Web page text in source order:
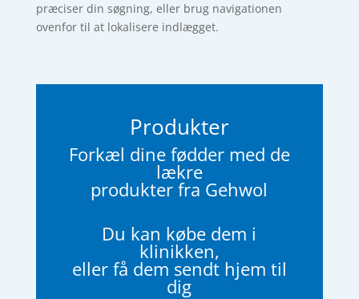
præciser din søgning, eller brug navigationen
ovenfor til at lokalisere indlægget.
Produkter
Forkæl dine fødder med de
lækre
produkter fra Gehwol
Du kan købe dem i
klinikken,
eller få dem sendt hjem til
dig